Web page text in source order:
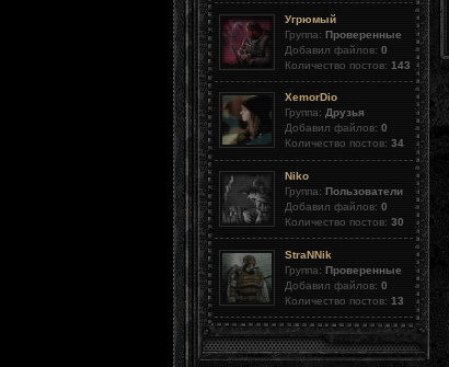
Угрюмый
Группа: Проверенные
Добавил файлов: 0
Количество постов: 143
XemorDio
Группа: Друзья
Добавил файлов: 0
Количество постов: 34
Niko
Группа: Пользователи
Добавил файлов: 0
Количество постов: 30
StraNNik
Группа: Проверенные
Добавил файлов: 0
Количество постов: 13